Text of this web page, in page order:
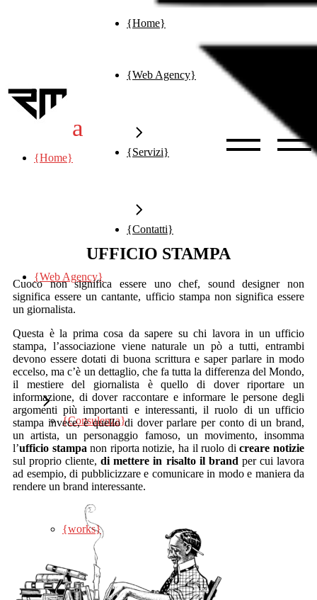
{Home}
{Web Agency}
{Consulenza}
{works}
{Feedback}
{Servizi}
Brand Identity
Campagne Banner e Display
Gestione Newsletter
Google ADS
Ottimizzazione SEO
{Contatti}
{Home}
{Web Agency}
{Consulenza}
{works}
UFFICIO STAMPA
Cuoco non significa essere uno chef, sound designer non
significa essere un cantante, ufficio stampa non significa essere
un giornalista.
Questa è la prima cosa da sapere su chi lavora in un ufficio
stampa, l’associazione viene naturale un pò a tutti, entrambi
devono essere dotati di buona scrittura e saper parlare in modo
eccelso, ma c’è un dettaglio, che fa tutta la differenza del Mondo,
il mestiere del giornalista è quello di dover riportare un
informazione, di dover raccontare e informare le persone degli
argomenti più importanti e interessanti, il ruolo di un ufficio
stampa invece, è quello di dover parlare per conto di un brand,
un artista, un personaggio famoso, un movimento, insomma
l’ufficio stampa non riporta notizie, ha il ruolo dicreare notizie
sul proprio cliente,di mettere in risalto il brand per cui lavora
ad esempio, di pubblicizzare e comunicare in modo e maniera da
rendere un brand interessante.